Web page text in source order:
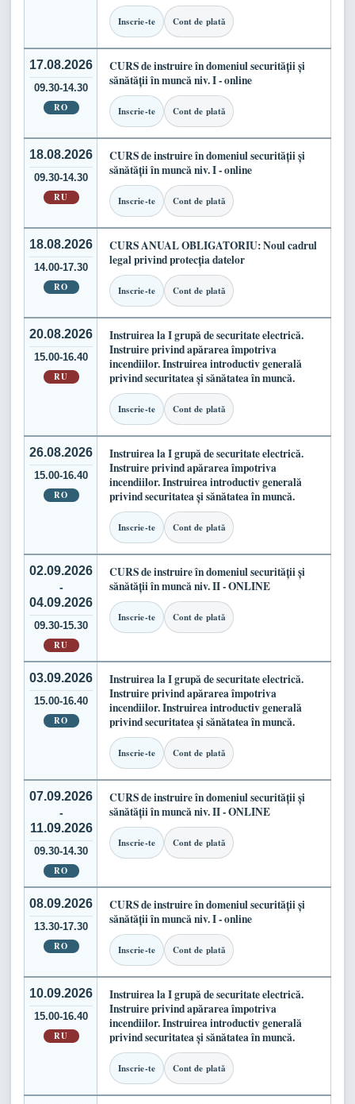
Inscrie-te Cont de plată
17.08.2026
09.30-14.30
RO
CURS de instruire în domeniul securității și
sănătății în muncă niv. I - online
Inscrie-te Cont de plată
18.08.2026
09.30-14.30
RU
CURS de instruire în domeniul securității și
sănătății în muncă niv. I - online
Inscrie-te Cont de plată
18.08.2026
14.00-17.30
RO
CURS ANUAL OBLIGATORIU: Noul cadrul
legal privind protecția datelor
Inscrie-te Cont de plată
20.08.2026
15.00-16.40
RU
Instruirea la I grupă de securitate electrică.
Instruire privind apărarea împotriva
incendiilor. Instruirea introductiv generală
privind securitatea și sănătatea în muncă.
Inscrie-te Cont de plată
26.08.2026
15.00-16.40
RO
Instruirea la I grupă de securitate electrică.
Instruire privind apărarea împotriva
incendiilor. Instruirea introductiv generală
privind securitatea și sănătatea în muncă.
Inscrie-te Cont de plată
02.09.2026
-
04.09.2026
09.30-15.30
RU
CURS de instruire în domeniul securității și
sănătății în muncă niv. II - ONLINE
Inscrie-te Cont de plată
03.09.2026
15.00-16.40
RO
Instruirea la I grupă de securitate electrică.
Instruire privind apărarea împotriva
incendiilor. Instruirea introductiv generală
privind securitatea și sănătatea în muncă.
Inscrie-te Cont de plată
07.09.2026
-
11.09.2026
09.30-14.30
RO
CURS de instruire în domeniul securității și
sănătății în muncă niv. II - ONLINE
Inscrie-te Cont de plată
08.09.2026
13.30-17.30
RO
CURS de instruire în domeniul securității și
sănătății în muncă niv. I - online
Inscrie-te Cont de plată
10.09.2026
15.00-16.40
RU
Instruirea la I grupă de securitate electrică.
Instruire privind apărarea împotriva
incendiilor. Instruirea introductiv generală
privind securitatea și sănătatea în muncă.
Inscrie-te Cont de plată